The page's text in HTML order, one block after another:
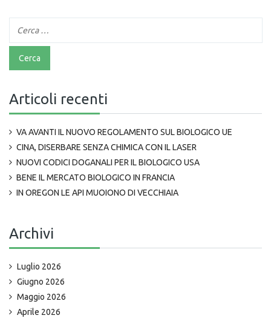
Articoli recenti
VA AVANTI IL NUOVO REGOLAMENTO SUL BIOLOGICO UE
CINA, DISERBARE SENZA CHIMICA CON IL LASER
NUOVI CODICI DOGANALI PER IL BIOLOGICO USA
BENE IL MERCATO BIOLOGICO IN FRANCIA
IN OREGON LE API MUOIONO DI VECCHIAIA
Archivi
Luglio 2026
Giugno 2026
Maggio 2026
Aprile 2026